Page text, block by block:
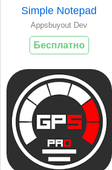
Simple Notepad
Appsbuyout Dev
Бесплатно